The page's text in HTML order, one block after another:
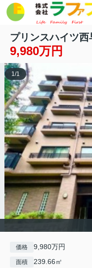
プリンスハイツ西
9,980万円
1/1
価格 9,980万円
面積 239.66㎡